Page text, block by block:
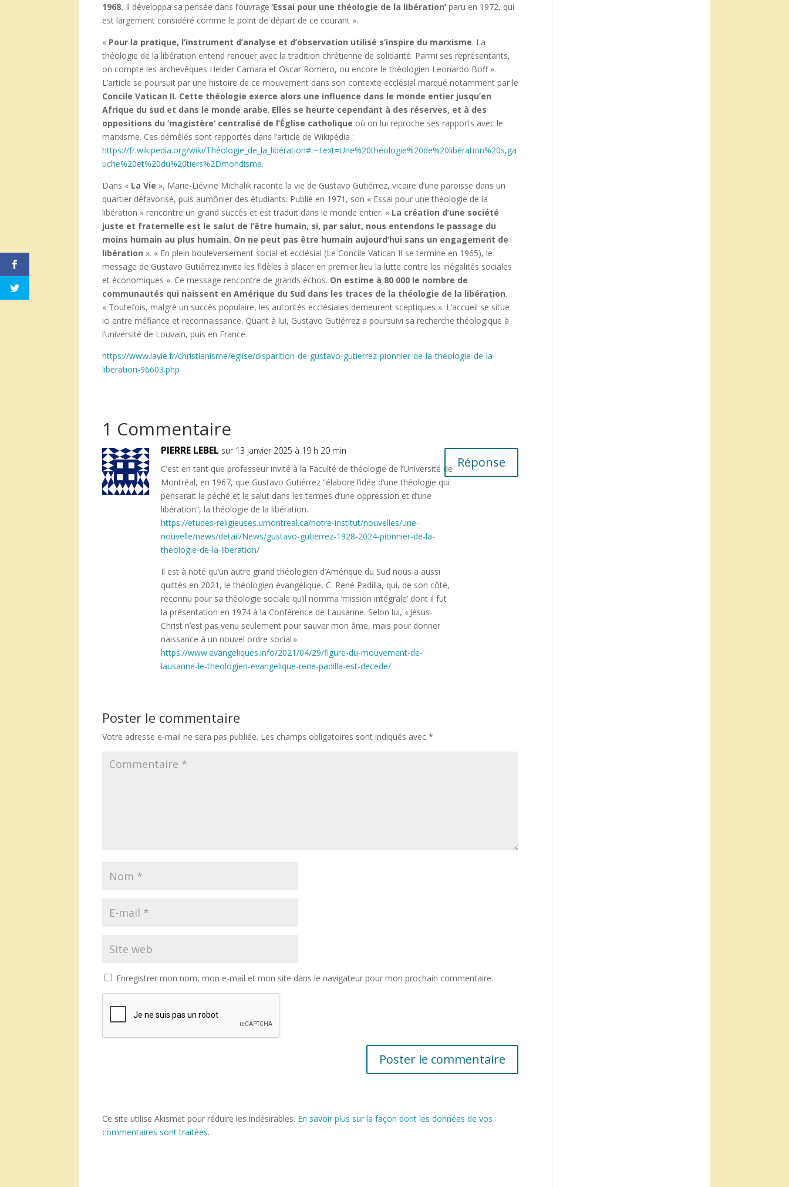
1968. Il développa sa pensée dans l’ouvrage ‘Essai pour une théologie de la libération’ paru en 1972, qui
est largement considéré comme le point de départ de ce courant ».
« Pour la pratique, l’instrument d’analyse et d’observation utilisé s’inspire du marxisme. La
théologie de la libération entend renouer avec la tradition chrétienne de solidarité. Parmi ses représentants,
on compte les archevêques Helder Camara et Oscar Romero, ou encore le théologien Leonardo Boff ».
L’article se poursuit par une histoire de ce mouvement dans son contexte ecclésial marqué notamment par le
Concile Vatican II. Cette théologie exerce alors une influence dans le monde entier jusqu’en
Afrique du sud et dans le monde arabe. Elles se heurte cependant à des réserves, et à des
oppositions du ‘magistère’ centralisé de l’Église catholique où on lui reproche ses rapports avec le
marxisme. Ces démêlés sont rapportés dans l’article de Wikipédia :
https://fr.wikipedia.org/wiki/Théologie_de_la_libération#:~:text=Une%20théologie%20de%20libération%20s,ga
uche%20et%20du%20tiers%2Dmondisme.
Dans « La Vie », Marie-Liévine Michalik raconte la vie de Gustavo Gutiérrez, vicaire d’une paroisse dans un
quartier défavorisé, puis aumônier des étudiants. Publié en 1971, son « Essai pour une théologie de la
libération » rencontre un grand succès et est traduit dans le monde entier. « La création d’une société
juste et fraternelle est le salut de l’être humain, si, par salut, nous entendons le passage du
moins humain au plus humain. On ne peut pas être humain aujourd’hui sans un engagement de
libération ». « En plein bouleversement social et ecclésial (Le Concile Vatican II se termine en 1965), le
message de Gustavo Gutiérrez invite les fidèles à placer en premier lieu la lutte contre les inégalités sociales
et économiques ». Ce message rencontre de grands échos. On estime à 80 000 le nombre de
communautés qui naissent en Amérique du Sud dans les traces de la théologie de la libération.
« Toutefois, malgrè un succès populaire, les autorités ecclésiales demeurent sceptiques ». L’accueil se situe
ici entre méfiance et reconnaissance. Quant à lui, Gustavo Gutiérrez a poursuivi sa recherche théologique à
l’université de Louvain, puis en France.
https://www.lavie.fr/christianisme/eglise/disparition-de-gustavo-gutierrez-pionnier-de-la-theologie-de-la-
liberation-96603.php
1 Commentaire
PIERRE LEBEL sur 13 janvier 2025 à 19 h 20 min
C’est en tant que professeur invité à la Faculté de théologie de l’Université de
Montréal, en 1967, que Gustavo Gutiérrez “élabore l’idée d’une théologie qui
penserait le péché et le salut dans les termes d’une oppression et d’une
libération”, la théologie de la libération.
https://etudes-religieuses.umontreal.ca/notre-institut/nouvelles/une-
nouvelle/news/detail/News/gustavo-gutierrez-1928-2024-pionnier-de-la-
theologie-de-la-liberation/
Il est à noté qu’un autre grand théologien d’Amérique du Sud nous a aussi
quittés en 2021, le théologien évangélique, C. René Padilla, qui, de son côté,
reconnu pour sa théologie sociale qu’il nomma ‘mission intégrale’ dont il fut
la présentation en 1974 à la Conférence de Lausanne. Selon lui, « Jésus-
Christ n’est pas venu seulement pour sauver mon âme, mais pour donner
naissance à un nouvel ordre social ».
https://www.evangeliques.info/2021/04/29/figure-du-mouvement-de-
lausanne-le-theologien-evangelique-rene-padilla-est-decede/
Réponse
Poster le commentaire
Votre adresse e-mail ne sera pas publiée. Les champs obligatoires sont indiqués avec*
Enregistrer mon nom, mon e-mail et mon site dans le navigateur pour mon prochain commentaire.
Ce site utilise Akismet pour réduire les indésirables. En savoir plus sur la façon dont les données de vos
commentaires sont traitées.